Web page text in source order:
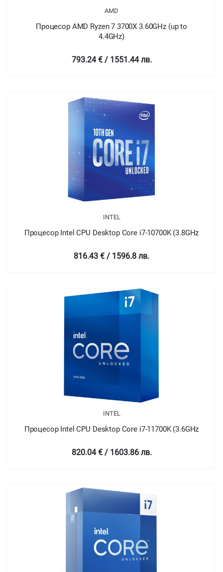
AMD
Процесор AMD Ryzen 7 3700X 3.60GHz (up to
4.4GHz)
793.24 € / 1551.44 лв.
INTEL
Процесор Intel CPU Desktop Core i7-10700K (3.8GHz
816.43 € / 1596.8 лв.
INTEL
Процесор Intel CPU Desktop Core i7-11700K (3.6GHz
820.04 € / 1603.86 лв.